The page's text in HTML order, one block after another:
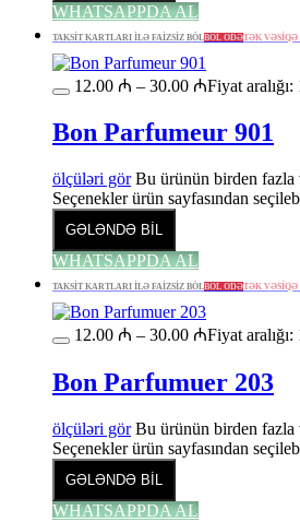
WHATSAPPDA AL
TAKSİT KARTLARI İLƏ FAİZSİZ BÖLBÖL ÖDƏTƏK VƏSİQƏ
12.00 ₼ – 30.00 ₼Fiyat
Bon Parfumeur 901
ölçüləri gör Bu ürünün birden fazla
Seçenekler ürün sayfasından
GƏLƏNDƏ BİL
WHATSAPPDA AL
TAKSİT KARTLARI İLƏ FAİZSİZ BÖLBÖL ÖDƏTƏK VƏSİQƏ
12.00 ₼ – 30.00 ₼Fiyat
Bon Parfumuer 203
ölçüləri gör Bu ürünün birden fazla
Seçenekler ürün sayfasından
GƏLƏNDƏ BİL
WHATSAPPDA AL